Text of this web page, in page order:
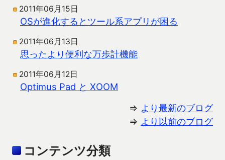
2011年06月15日
OSが進化するとツール系アプリが困る
2011年06月13日
思ったより便利な万歩計機能
2011年06月12日
Optimus Pad と XOOM
⇒ より最新のブログ
⇒ より以前のブログ
コンテンツ分類